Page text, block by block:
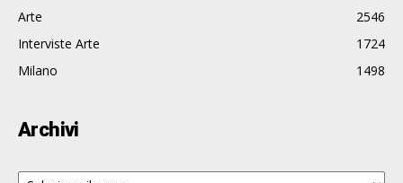
Arte
2546
Interviste Arte
1724
Milano
1498
Archivi
Archivi